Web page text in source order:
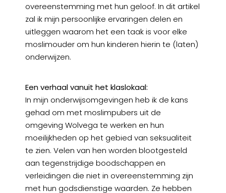
overeenstemming met hun geloof. In dit artikel
zal ik mijn persoonlijke ervaringen delen en
uitleggen waarom het een taak is voor elke
moslimouder om hun kinderen hierin te (laten)
onderwijzen.
Een verhaal vanuit het klaslokaal:
In mijn onderwijsomgevingen heb ik de kans
gehad om met moslimpubers uit de
omgeving Wolvega te werken en hun
moeilijkheden op het gebied van seksualiteit
te zien. Velen van hen worden blootgesteld
aan tegenstrijdige boodschappen en
verleidingen die niet in overeenstemming zijn
met hun godsdienstige waarden. Ze hebben